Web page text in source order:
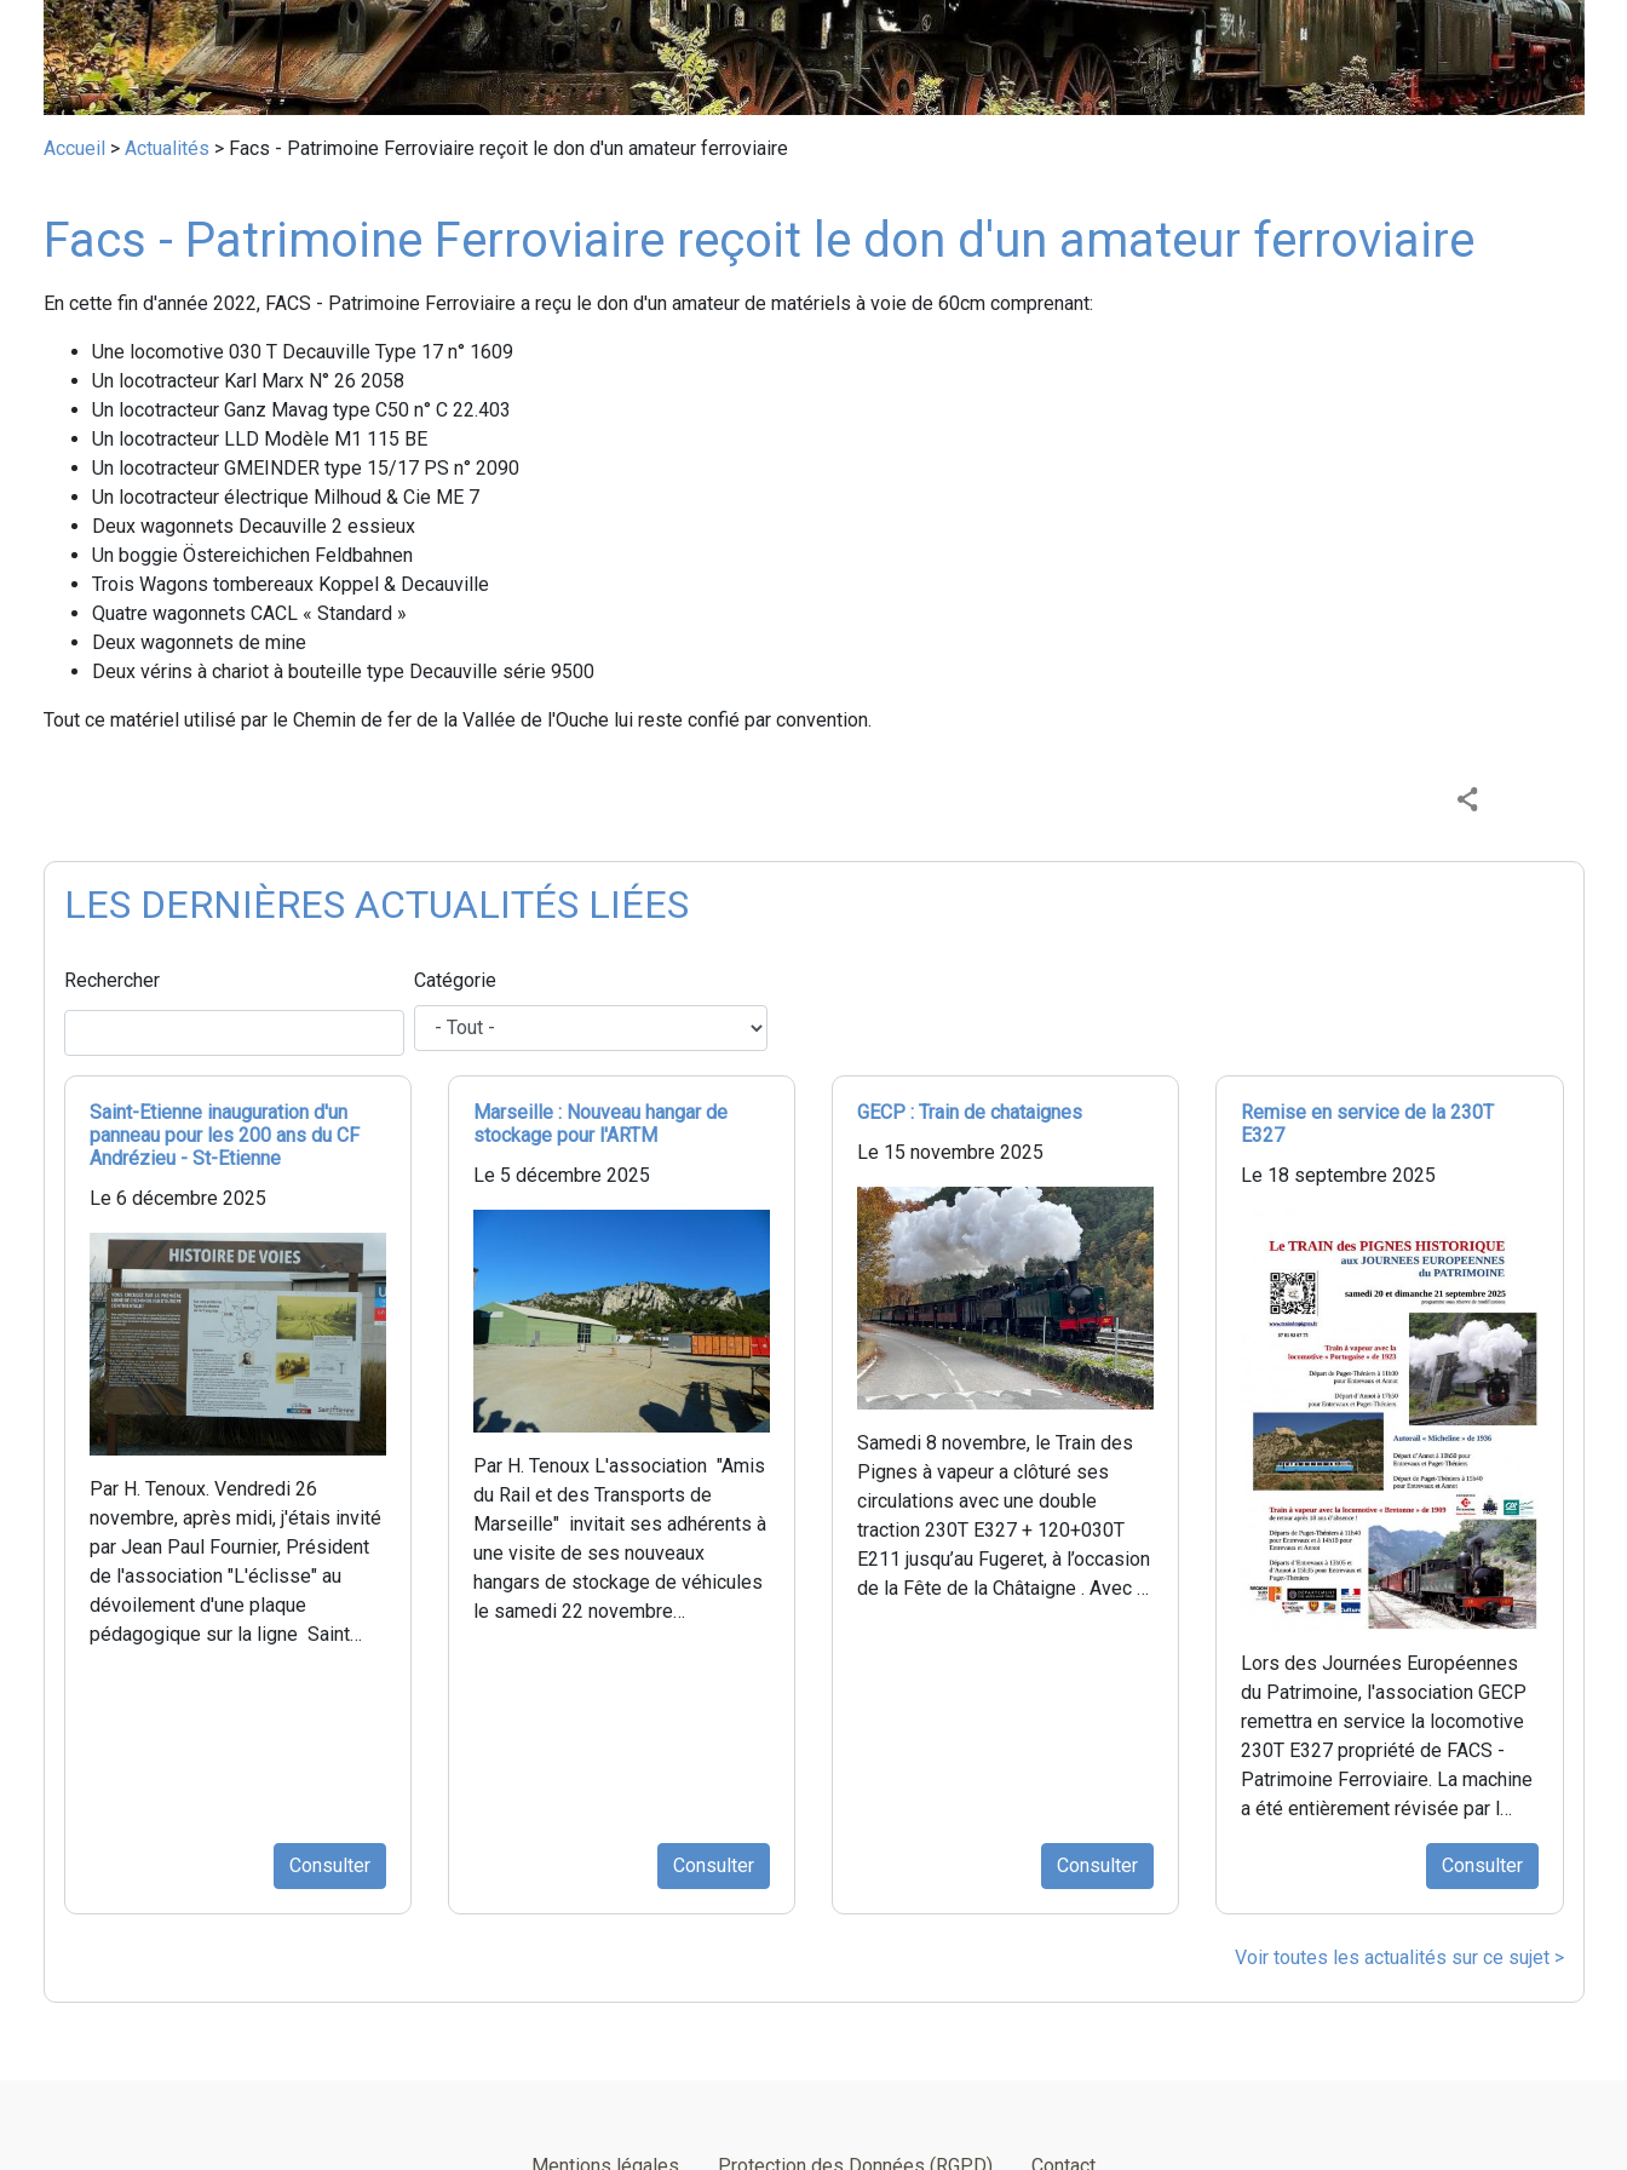
Fil
Accueil Actualités Facs - Patrimoine Ferroviaire reçoit le don d'un amateur ferroviaire
Facs - Patrimoine Ferroviaire reçoit le don d'un amateur ferroviaire
En cette fin d'année 2022, FACS - Patrimoine Ferroviaire a reçu le don d'un amateur de matériels à voie de 60cm comprenant:
Une locomotive 030 T Decauville Type 17 n° 1609
Un locotracteur Karl Marx N° 26 2058
Un locotracteur Ganz Mavag type C50 n° C 22.403
Un locotracteur LLD Modèle M1 115 BE
Un locotracteur GMEINDER type 15/17 PS n° 2090
Un locotracteur électrique Milhoud & Cie ME 7
Deux wagonnets Decauville 2 essieux
Un boggie Östereichichen Feldbahnen
Trois Wagons tombereaux Koppel & Decauville
Quatre wagonnets CACL « Standard »
Deux wagonnets de mine
Deux vérins à chariot à bouteille type Decauville série 9500
Tout ce matériel utilisé par le Chemin de fer de la Vallée de l'Ouche lui reste confié par convention.
LES DERNIÈRES ACTUALITÉS LIÉES
Rechercher Catégorie
Saint-Etienne inauguration d'un
panneau pour les 200 ans du CF
Andrézieu - St-Etienne
Le 6 décembre 2025
Par H. Tenoux. Vendredi 26
novembre, après midi, j'étais invité
par Jean Paul Fournier, Président
de l'association "L'éclisse" au
dévoilement d'une plaque
pédagogique sur la ligne Saint…
Consulter
Marseille : Nouveau hangar de
stockage pour l'ARTM
Le 5 décembre 2025
Par H. Tenoux L'association "Amis
du Rail et des Transports de
Marseille" invitait ses adhérents à
une visite de ses nouveaux
hangars de stockage de véhicules
le samedi 22 novembre…
Consulter
GECP : Train de chataignes
Le 15 novembre 2025
Samedi 8 novembre, le Train des
Pignes à vapeur a clôturé ses
circulations avec une double
traction 230T E327 + 120+030T
E211 jusqu’au Fugeret, à l’occasion
de la Fête de la Châtaigne . Avec …
Consulter
Remise en service de la 230T
E327
Le 18 septembre 2025
Lors des Journées Européennes
du Patrimoine, l'association GECP
remettra en service la locomotive
230T E327 propriété de FACS -
Patrimoine Ferroviaire. La machine
a été entièrement révisée par l…
Consulter
Voir toutes les actualités sur ce sujet >